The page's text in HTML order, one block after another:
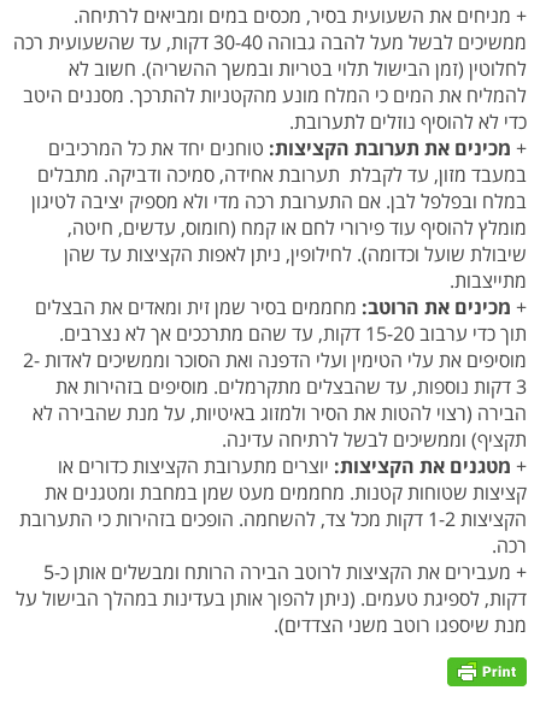
+ מניחים את השעועית בסיר, מכסים במים ומביאים לרתיחה.
ממשיכים לבשל מעל להבה גבוהה 30-40 דקות, עד שהשעועית רכה
לחלוטין (זמן הבישול תלוי בטריות ובמשך ההשריה). חשוב לא
להמליח את המים כי המלח מונע מהקטניות להתרכך. מסננים היטב
כדי לא להוסיף נוזלים לתערובת.
+ מכינים את תערובת הקציצות: טוחנים יחד את כל המרכיבים
במעבד מזון, עד לקבלת תערובת אחידה, סמיכה ודביקה. מתבלים
במלח ובפלפל לבן. אם התערובת רכה מדי ולא מספיק יציבה לטיגון
מומלץ להוסיף עוד פירורי לחם או קמח (חומוס, עדשים, חיטה,
שיבולת שועל וכדומה). לחילופין, ניתן לאפות הקציצות עד שהן
מתייצבות.
+ מכינים את הרוטב: מחממים בסיר שמן זית ומאדים את הבצלים
תוך כדי ערבוב 15-20 דקות, עד שהם מתרככים אך לא נצרבים.
מוסיפים את עלי הטימין ועלי הדפנה ואת הסוכר וממשיכים לאדות 2-
3 דקות נוספות, עד שהבצלים מתקרמלים. מוסיפים בזהירות את
הבירה (רצוי להטות את הסיר ולמזוג באיטיות, על מנת שהבירה לא
תקציף) וממשיכים לבשל לרתיחה עדינה.
+ מטגנים את הקציצות: יוצרים מתערובת הקציצות כדורים או
קציצות שטוחות קטנות. מחממים מעט שמן במחבת ומטגנים את
הקציצות 1-2 דקות מכל צד, להשחמה. הופכים בזהירות כי התערובת
רכה.
+ מעבירים את הקציצות לרוטב הבירה הרותח ומבשלים אותן כ-5
דקות, לספיגת טעמים. (ניתן להפוך אותן בעדינות במהלך הבישול על
מנת שיספגו רוטב משני הצדדים).